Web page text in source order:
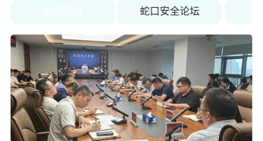
蛇口安全论坛